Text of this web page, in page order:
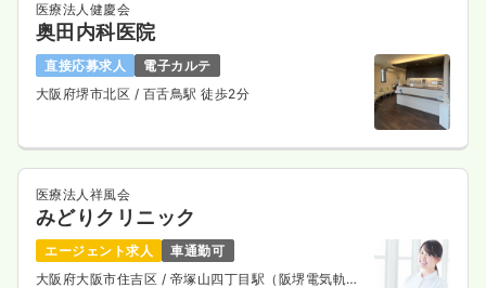
医療法人健慶会
奥田内科医院
直接応募求人
電子カルテ
大阪府堺市北区 / 百舌鳥駅 徒歩2分
医療法人祥風会
みどりクリニック
エージェント求人
車通勤可
大阪府大阪市住吉区 / 帝塚山四丁目駅（阪堺電気軌道